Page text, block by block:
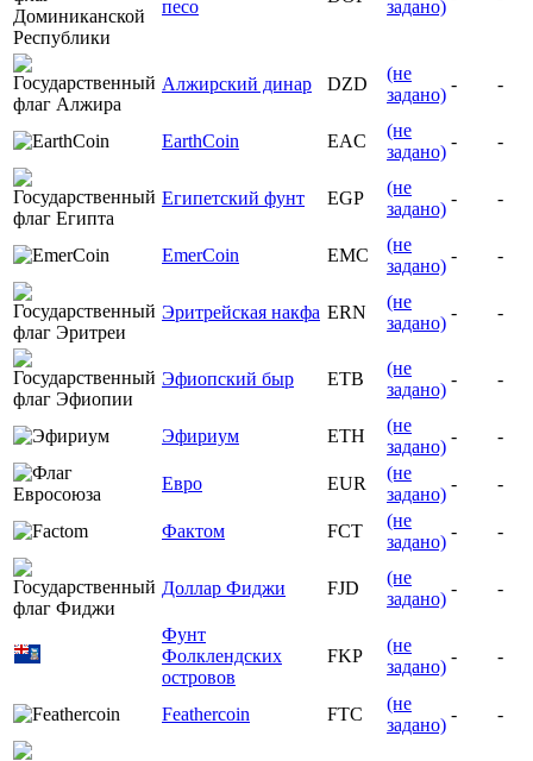
песо
задано)
Алжирский динар DZD
(не
задано)
- -
EarthCoin EAC
(не
задано)
- -
Египетский фунт EGP
(не
задано)
- -
EmerCoin EMC
(не
задано)
- -
Эритрейская накфа ERN
(не
задано)
- -
Эфиопский быр ETB
(не
задано)
- -
Эфириум ETH
(не
задано)
- -
Евро EUR
(не
задано)
- -
Фактом FCT
(не
задано)
- -
Доллар Фиджи FJD
(не
задано)
- -
Фунт
Фолклендских
островов
FKP
(не
задано)
- -
Feathercoin FTC
(не
задано)
- -